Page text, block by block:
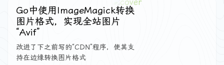
Go中使用ImageMagick转换
图片格式，实现全站图片
“Avif”
改进了下之前写的“CDN”程序，使其支
持在边缘转换图片格式